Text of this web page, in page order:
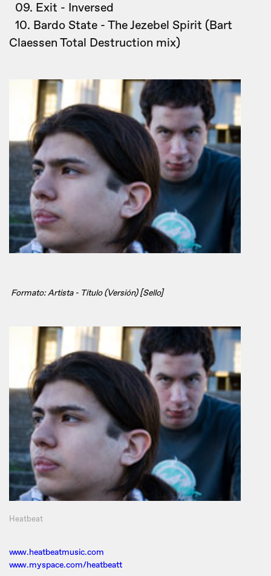
09. Exit - Inversed
10. Bardo State - The Jezebel Spirit (Bart
Claessen Total Destruction mix)
Formato: Artista - Título (Versión) [Sello]
Heatbeat
www.heatbeatmusic.com
www.myspace.com/heatbeatt